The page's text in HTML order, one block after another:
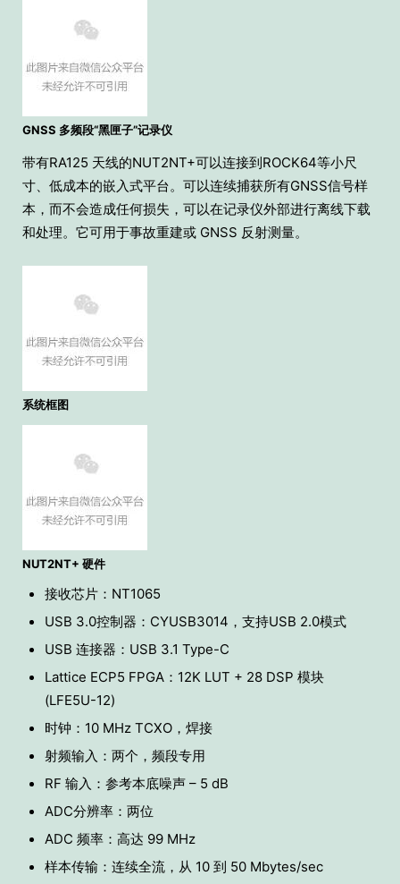
GNSS 多频段“黑匣子”记录仪
带有RA125 天线的NUT2NT+可以连接到ROCK64等小尺
寸、低成本的嵌入式平台。可以连续捕获所有GNSS信号样
本，而不会造成任何损失，可以在记录仪外部进行离线下载
和处理。它可用于事故重建或 GNSS 反射测量。
系统框图
NUT2NT+ 硬件
接收芯片：NT1065
USB 3.0控制器：CYUSB3014，支持USB 2.0模式
USB 连接器：USB 3.1 Type-C
Lattice ECP5 FPGA：12K LUT + 28 DSP 模块
(LFE5U-12)
时钟：10 MHz TCXO，焊接
射频输入：两个，频段专用
RF 输入：参考本底噪声 – 5 dB
ADC分辨率：两位
ADC 频率：高达 99 MHz
样本传输：连续全流，从 10 到 50 Mbytes/sec